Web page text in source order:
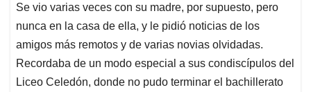
Se vio varias veces con su madre, por supuesto, pero
nunca en la casa de ella, y le pidió noticias de los
amigos más remotos y de varias novias olvidadas.
Recordaba de un modo especial a sus condiscípulos del
Liceo Celedón, donde no pudo terminar el bachillerato